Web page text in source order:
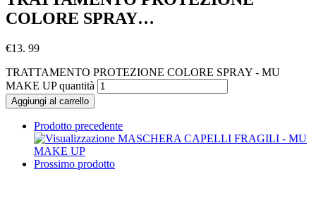
COLORE SPRAY…
€13. 99
TRATTAMENTO PROTEZIONE COLORE SPRAY - MU
MAKE UP quantità
Aggiungi al carrello
Prodotto precedente
Prossimo prodotto